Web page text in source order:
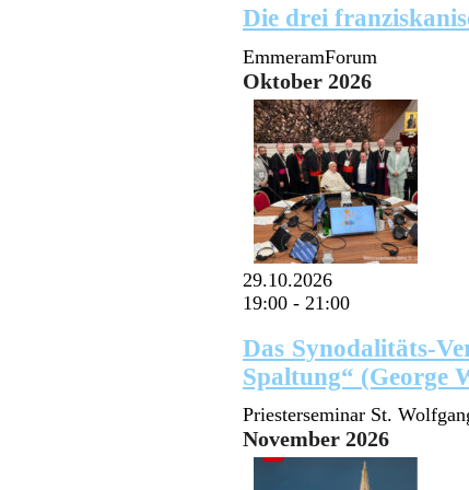
Die drei
EmmeramForum
Oktober 2026
29.10.2026
19:00 - 21:00
Das Synodalitäts-
Spaltung“ (George
Priesterseminar St.
November 2026